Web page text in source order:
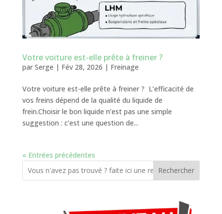
Votre voiture est-elle prête à freiner ?
par Serge | Fév 28, 2026 | Freinage
Votre voiture est-elle prête à freiner ? L’efficacité de
vos freins dépend de la qualité du liquide de
frein.Choisir le bon liquide n’est pas une simple
suggestion : c’est une question de...
« Entrées précédentes
Rechercher